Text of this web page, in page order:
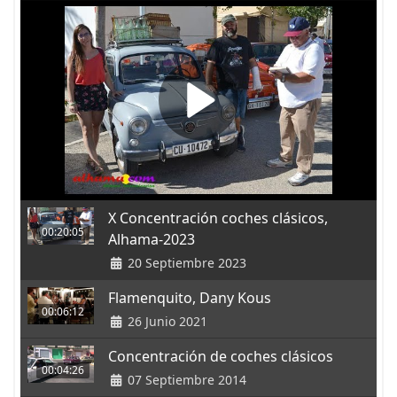
00:20:05
X Concentración coches clásicos,
Alhama-2023
20 Septiembre 2023
00:06:12
Flamenquito, Dany Kous
26 Junio 2021
00:04:26
Concentración de coches clásicos
07 Septiembre 2014